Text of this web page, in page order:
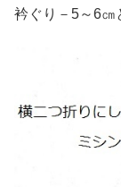
衿ぐり－5～6㎝